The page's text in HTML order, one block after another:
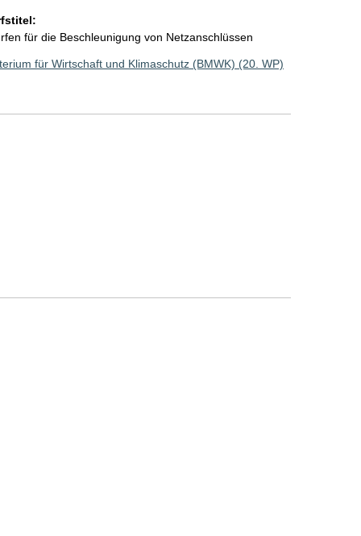
für die Beschleunigung von Netzanschlüssen
für Wirtschaft und Klimaschutz (BMWK) (20. WP)